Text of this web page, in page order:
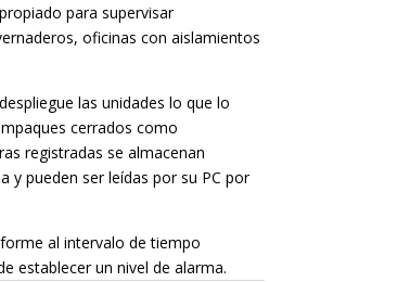
para supervisar
oficinas con aislamientos
las unidades lo que lo
cerrados como
registradas se almacenan
y pueden ser leídas por su PC por
al intervalo de tiempo
establecer un nivel de alarma.